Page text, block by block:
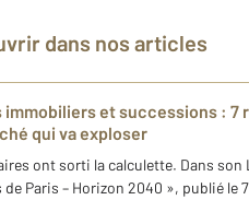
dans nos articles
immobiliers et successions :
qui va exploser
ont sorti la calculette. Dans son
de Paris – Horizon 2040 », publié le